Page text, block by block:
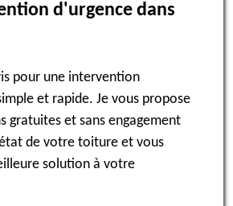
d'urgence dans
pour une intervention
et rapide. Je vous propose
gratuites et sans engagement
de votre toiture et vous
solution à votre